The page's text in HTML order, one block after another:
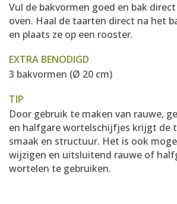
Vul de bakvormen goed en bak
oven. Haal de taarten direct na het
en plaats ze op een rooster.
EXTRA BENODIGD
3 bakvormen (Ø 20 cm)
TIP
Door gebruik te maken van rauwe,
en halfgare wortelschijfjes krijgt de
smaak en structuur. Het is ook
wijzigen en uitsluitend rauwe of
wortelen te gebruiken.